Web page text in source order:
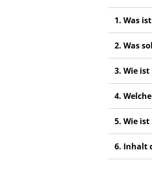
1. Was
2. Was
3. Wie
4.
5. Wie
6. Inhalt